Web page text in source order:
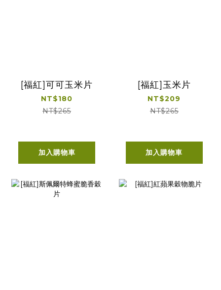
[福紅]可可玉米片
NT$180
NT$265
加入購物車
[福紅]玉米片
NT$209
NT$265
加入購物車